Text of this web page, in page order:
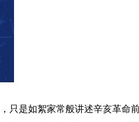
只是如絮家常般讲述辛亥革命